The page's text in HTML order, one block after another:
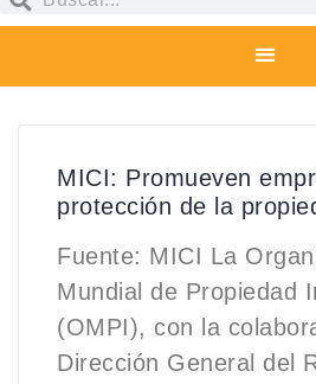
MICI: Promueven
protección de la
Fuente: MICI La
Mundial de Propiedad
(OMPI), con la
Dirección General del